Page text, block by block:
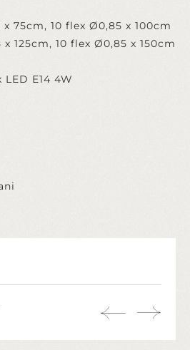
75cm, 10 flex Ø0,85 x 100cm
125cm, 10 flex Ø0,85 x 150cm
LED E14 4W